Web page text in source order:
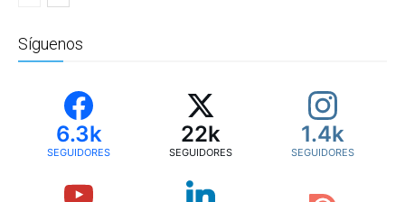
Síguenos
6.3k
SEGUIDORES
22k
SEGUIDORES
1.4k
SEGUIDORES